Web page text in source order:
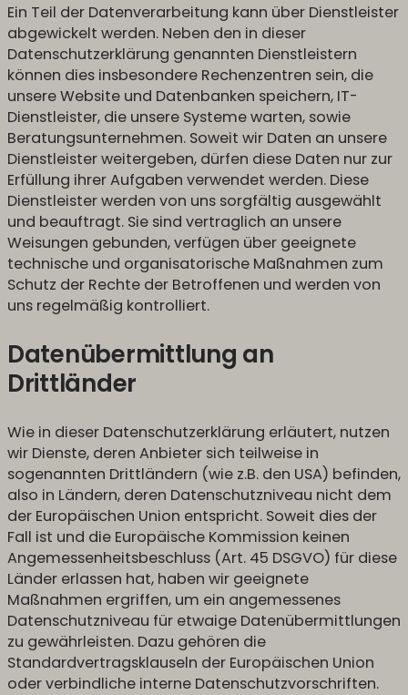
Ein Teil der Datenverarbeitung kann über Dienstleister
abgewickelt werden. Neben den in dieser
Datenschutzerklärung genannten Dienstleistern
können dies insbesondere Rechenzentren sein, die
unsere Website und Datenbanken speichern, IT-
Dienstleister, die unsere Systeme warten, sowie
Beratungsunternehmen. Soweit wir Daten an unsere
Dienstleister weitergeben, dürfen diese Daten nur zur
Erfüllung ihrer Aufgaben verwendet werden. Diese
Dienstleister werden von uns sorgfältig ausgewählt
und beauftragt. Sie sind vertraglich an unsere
Weisungen gebunden, verfügen über geeignete
technische und organisatorische Maßnahmen zum
Schutz der Rechte der Betroffenen und werden von
uns regelmäßig kontrolliert.
Datenübermittlung an
Drittländer
Wie in dieser Datenschutzerklärung erläutert, nutzen
wir Dienste, deren Anbieter sich teilweise in
sogenannten Drittländern (wie z.B. den USA) befinden,
also in Ländern, deren Datenschutzniveau nicht dem
der Europäischen Union entspricht. Soweit dies der
Fall ist und die Europäische Kommission keinen
Angemessenheitsbeschluss (Art. 45 DSGVO) für diese
Länder erlassen hat, haben wir geeignete
Maßnahmen ergriffen, um ein angemessenes
Datenschutzniveau für etwaige Datenübermittlungen
zu gewährleisten. Dazu gehören die
Standardvertragsklauseln der Europäischen Union
oder verbindliche interne Datenschutzvorschriften.